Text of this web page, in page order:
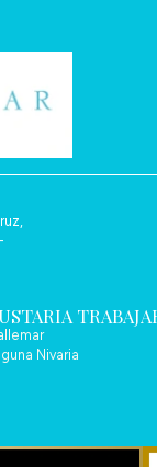
Nivaria